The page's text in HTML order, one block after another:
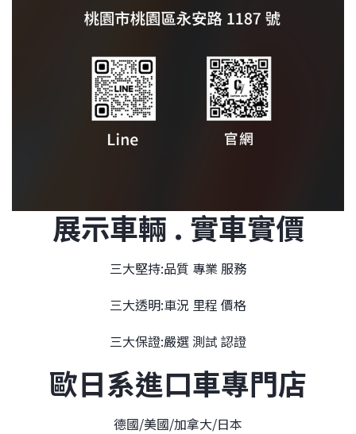
展示車輛 . 實車實價
三大堅持:品質 專業 服務
三大透明:車況 里程 價格
三大保證:嚴選 測試 認證
歐日系進口車專門店
德國/美國/加拿大/日本